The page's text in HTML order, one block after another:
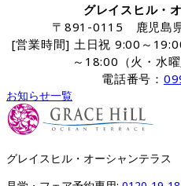
グレイスヒル・
〒891-0115 鹿児島
[営業時間] 土日祝 9:00～
～18:00（火・水
電話番号：
お知らせ一覧
グレイスヒル・オーシャンテラス